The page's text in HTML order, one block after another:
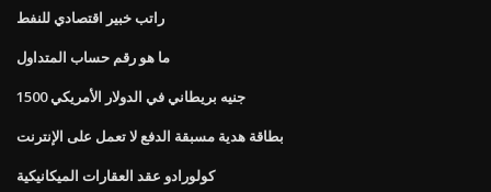
راتب خبير اقتصادي للنفط
ما هو رقم حساب المتداول
1500 جنيه بريطاني في الدولار الأمريكي
بطاقة هدية مسبقة الدفع لا تعمل على الإنترنت
كولورادو عقد العقارات الميكانيكية